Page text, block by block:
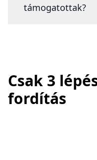
támogatottak?
Csak 3
fordítás